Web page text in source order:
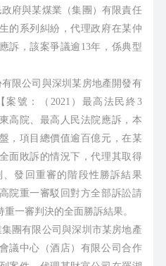
府與某煤業（集團）有限責任
的系列糾紛，代理政府在某仲
訴，該案爭議逾13年，係典型
限公司與深圳某房地產開發有
案號：（2021）最高法民終3
高院、最高人民法院應訴，本
，項目總價值逾百億元，在某
面敗訴的情況下，代理其取得
發回重審的階段性勝訴結果
院重一審駁回對方全部訴訟請
一審判決的全面勝訴結果。
團有限公司與深圳市某房地產
議中心（酒店）有限公司合作